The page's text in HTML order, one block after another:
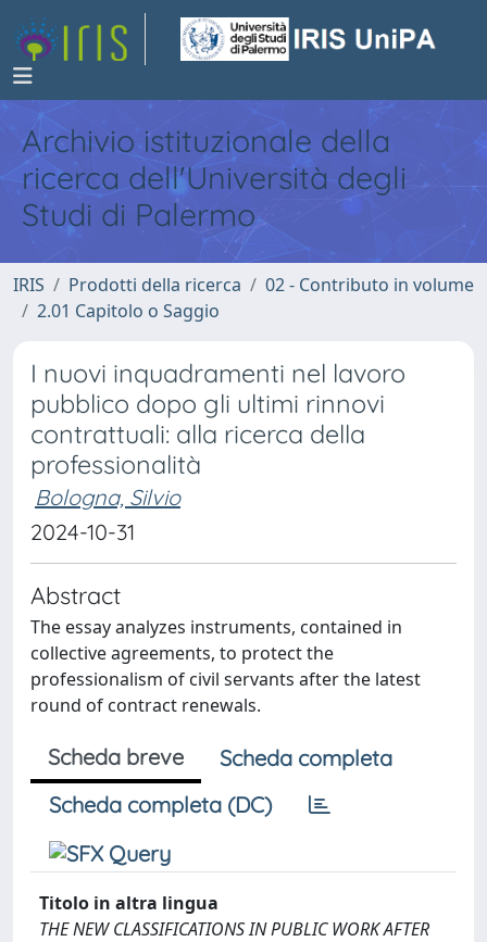
Archivio istituzionale della
ricerca dell'Università degli
Studi di Palermo
IRIS Prodotti della ricerca
02 - Contributo in volume
2.01 Capitolo o Saggio
I nuovi inquadramenti nel lavoro
pubblico dopo gli ultimi rinnovi
contrattuali: alla ricerca della
professionalità
Bologna, Silvio
2024-10-31
Abstract
The essay analyzes instruments, contained in
collective agreements, to protect the
professionalism of civil servants after the latest
round of contract renewals.
Scheda breve
Scheda completa
Scheda completa (DC)
Titolo in altra lingua
THE NEW CLASSIFICATIONS IN PUBLIC WORK AFTER